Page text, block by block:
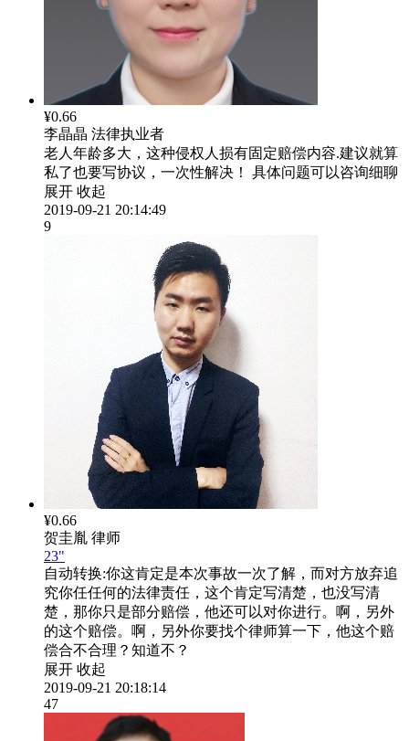
¥0.66
李晶晶 法律执业者
老人年龄多大，这种侵权人损有固定赔偿内容.建议就算
私了也要写协议，一次性解决！ 具体问题可以咨询细聊
展开 收起
2019-09-21 20:14:49
9
¥0.66
贺圭胤 律师
23"
自动转换:你这肯定是本次事故一次了解，而对方放弃追
究你任任何的法律责任，这个肯定写清楚，也没写清
楚，那你只是部分赔偿，他还可以对你进行。啊，另外
的这个赔偿。啊，另外你要找个律师算一下，他这个赔
偿合不合理？知道不？
展开 收起
2019-09-21 20:18:14
47